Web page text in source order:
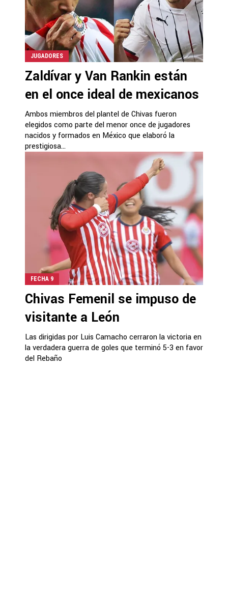
JUGADORES
Zaldívar y Van Rankin están
en el once ideal de mexicanos
Ambos miembros del plantel de Chivas fueron
elegidos como parte del menor once de jugadores
nacidos y formados en México que elaboró la
prestigiosa...
FECHA 9
Chivas Femenil se impuso de
visitante a León
Las dirigidas por Luis Camacho cerraron la victoria en
la verdadera guerra de goles que terminó 5-3 en favor
del Rebaño